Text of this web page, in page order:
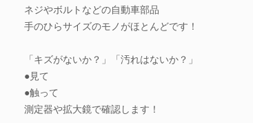
ネジやボルトなどの自動車部品
手のひらサイズのモノがほとんどです！
「キズがないか？」「汚れはないか？」
●見て
●触って
測定器や拡大鏡で確認します！